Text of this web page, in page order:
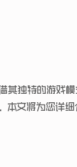
独特的游戏模
本文将为您详